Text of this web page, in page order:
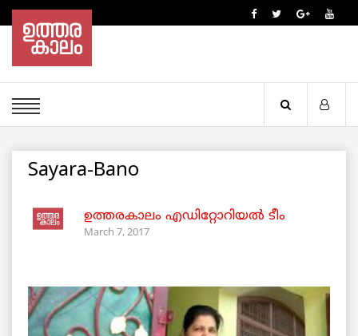
Sayara-Bano
ഉത്തരകാലം എഡിറ്റോറിയല്‍ ടീം
March 7, 2017